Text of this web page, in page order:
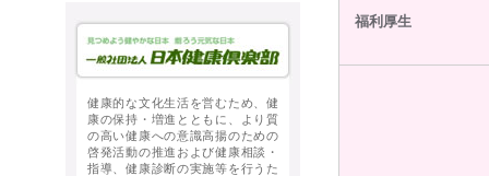
健康的な文化生活を営むため、健
康の保持・増進とともに、より質
の高い健康への意識高揚のための
啓発活動の推進および健康相談・
指導、健康診断の実施等を行うた
福利厚生